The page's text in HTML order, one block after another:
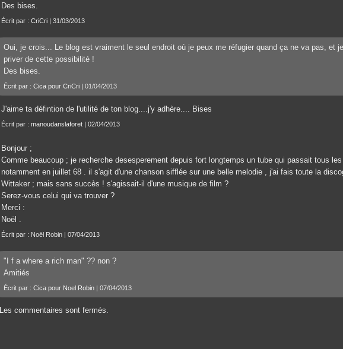
Des bises.
Écrit par : CriCri | 31/03/2013
Oui, je crois... Le blog est vraiment le seul endroit où je peux me réfugier quand ça ne va pas, et
priver de cette possibilité !
Des bises.
Écrit par : Cica pour CriCri | 01/04/2013
J'aime ta défintion de l'utilité de ton blog....j'y adhère.... Bises
Écrit par : manoudanslaforet | 02/04/2013
Bonjour ;
Comme beaucoup ; je recherche desesperement depuis fort longtemps un tube qui passait tous
notamment en juillet 68 . il s'agit d'une chanson sifflée sur une belle melodie , j'ai fais toute la
Wittaker ; mais sans succès ! s'agissait-il d'une musique de film ?
Serez-vous celui qui va trouver ?
Merci :
Noël .
Écrit par : Noël Robin | 07/04/2013
"I f a where a rich man" ?? non ?
Amitiés
Écrit par : Cica pour Noel Robin | 07/04/2013
Les commentaires sont fermés.